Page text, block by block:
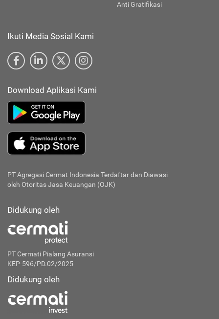
Anti Gratifikasi
Ikuti Media Sosial Kami
Download Aplikasi Kami
PT Agregasi Cermat Indonesia Terdaftar dan Diawasi
oleh Otoritas Jasa Keuangan (OJK)
Didukung oleh
PT Cermati Pialang Asuransi
KEP-596/PD.02/2025
Didukung oleh